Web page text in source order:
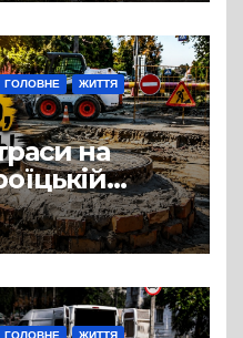
ГОЛОВНЕ ЖИТТЯ
на
із
термінами.
відкрили
ГОЛОВНЕ ЖИТТЯ